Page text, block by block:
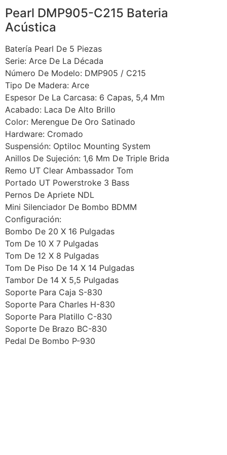
Pearl DMP905-C215 Bateria
Acústica
Batería Pearl De 5 Piezas
Serie: Arce De La Década
Número De Modelo: DMP905 / C215
Tipo De Madera: Arce
Espesor De La Carcasa: 6 Capas, 5,4 Mm
Acabado: Laca De Alto Brillo
Color: Merengue De Oro Satinado
Hardware: Cromado
Suspensión: Optiloc Mounting System
Anillos De Sujeción: 1,6 Mm De Triple Brida
Remo UT Clear Ambassador Tom
Portado UT Powerstroke 3 Bass
Pernos De Apriete NDL
Mini Silenciador De Bombo BDMM
Configuración:
Bombo De 20 X 16 Pulgadas
Tom De 10 X 7 Pulgadas
Tom De 12 X 8 Pulgadas
Tom De Piso De 14 X 14 Pulgadas
Tambor De 14 X 5,5 Pulgadas
Soporte Para Caja S-830
Soporte Para Charles H-830
Soporte Para Platillo C-830
Soporte De Brazo BC-830
Pedal De Bombo P-930